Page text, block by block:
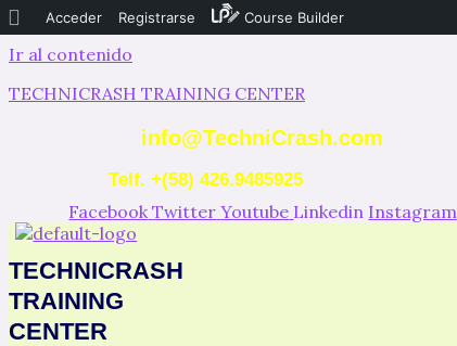
Acerca
de
WordPress
Acceder Registrarse Course Builder
Ir al contenido
TECHNICRASH TRAINING CENTER
info@TechniCrash.com
Telf. +(58) 426.9485925
Facebook Twitter Youtube Linkedin Instagram
TECHNICRASH
TRAINING
CENTER